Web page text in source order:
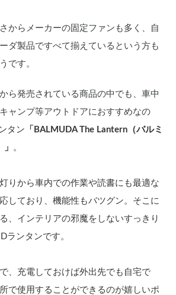
からメーカーの固定ファンも多く、自
ダ製品ですべて揃えているという方も
です。
ら発売されている商品の中でも、車中
ャンプ等アウトドアにおすすめなの
タン 「 BALMUDA The Lantern（バルミ
。
りから車内での作業や読書にも最適な
しており、機能性もバツグン。そこに
、インテリアの邪魔をしないすっきり
ランタンです。
、充電しておけば外出先でも自宅で
で使用することができるのが嬉しいポ